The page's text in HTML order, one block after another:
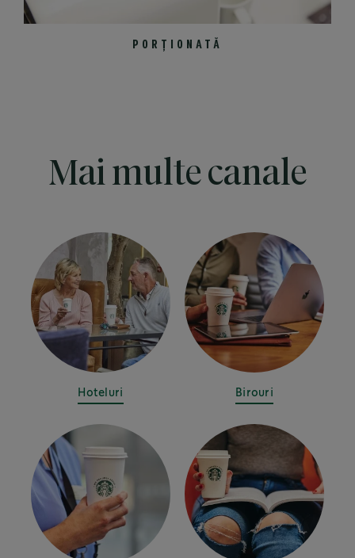
PORȚIONATĂ
Mai multe canale
Hoteluri Birouri